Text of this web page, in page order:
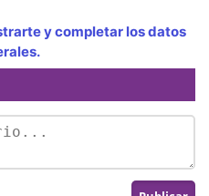
y completar los datos